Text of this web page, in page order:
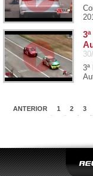
3ª
ANTERIOR 1 2 3